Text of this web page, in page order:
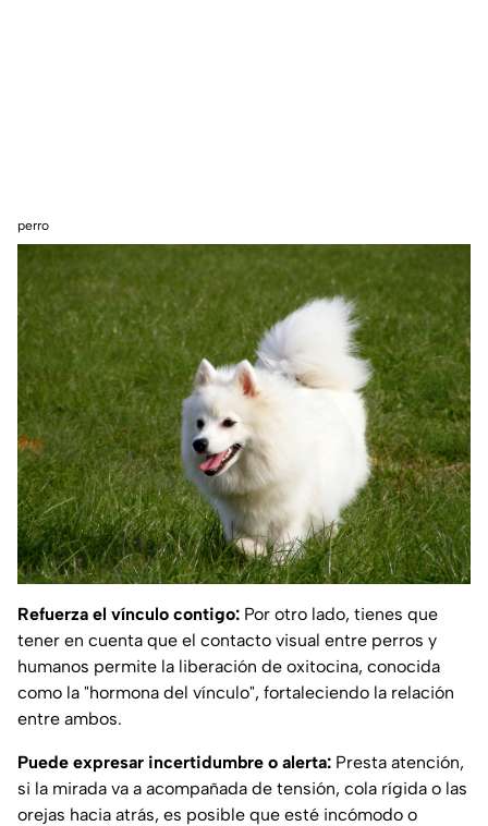
perro
Refuerza el vínculo contigo: Por otro lado, tienes que
tener en cuenta que el contacto visual entre perros y
humanos permite la liberación de oxitocina, conocida
como la "hormona del vínculo", fortaleciendo la relación
entre ambos.
Puede expresar incertidumbre o alerta: Presta atención,
si la mirada va a acompañada de tensión, cola rígida o las
orejas hacia atrás, es posible que esté incómodo o